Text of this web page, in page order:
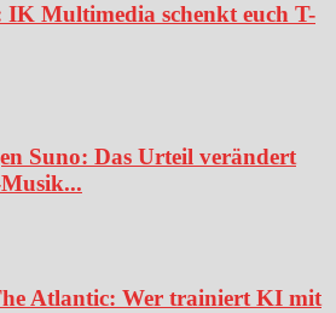
IK Multimedia schenkt euch T-
Suno: Das Urteil verändert
Atlantic: Wer trainiert KI mit